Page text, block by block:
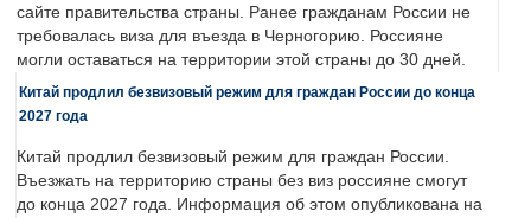
сайте правительства страны. Ранее гражданам России не
требовалась виза для въезда в Черногорию. Россияне
могли оставаться на территории этой страны до 30 дней.
Китай продлил безвизовый режим для граждан России до конца
2027 года
Китай продлил безвизовый режим для граждан России.
Въезжать на территорию страны без виз россияне смогут
до конца 2027 года. Информация об этом опубликована на